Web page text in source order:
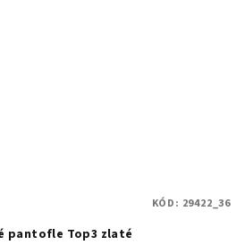
pantofle Top3 zlaté
KÓD: 29422_36